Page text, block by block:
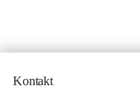
Kontakt